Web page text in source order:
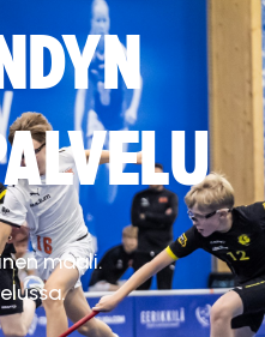
maali.